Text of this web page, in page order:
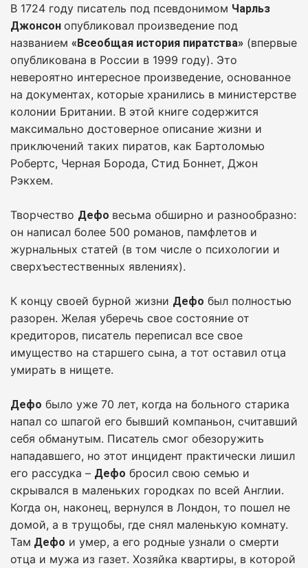
В 1724 году писатель под псевдонимом Чарльз
Джонсон опубликовал произведение под
названием «Всеобщая история пиратства» (впервые
опубликована в России в 1999 году). Это
невероятно интересное произведение, основанное
на документах, которые хранились в министерстве
колонии Британии. В этой книге содержится
максимально достоверное описание жизни и
приключений таких пиратов, как Бартоломью
Робертс, Черная Борода, Стид Боннет, Джон
Рэкхем.
Творчество Дефо весьма обширно и разнообразно:
он написал более 500 романов, памфлетов и
журнальных статей (в том числе о психологии и
сверхъестественных явлениях).
К концу своей бурной жизни Дефо был полностью
разорен. Желая уберечь свое состояние от
кредиторов, писатель переписал все свое
имущество на старшего сына, а тот оставил отца
умирать в нищете.
Дефо было уже 70 лет, когда на больного старика
напал со шпагой его бывший компаньон, считавший
себя обманутым. Писатель смог обезоружить
нападавшего, но этот инцидент практически лишил
его рассудка – Дефо бросил свою семью и
скрывался в маленьких городках по всей Англии.
Когда он, наконец, вернулся в Лондон, то пошел не
домой, а в трущобы, где снял маленькую комнату.
Там Дефо и умер, а его родные узнали о смерти
отца и мужа из газет. Хозяйка квартиры, в которой